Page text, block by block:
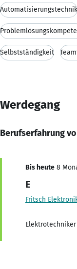
Automatisierungstechnik
Selbstständigkeit
Werdegang
Berufserfahrung
Bis heute 8
E
Fritsch